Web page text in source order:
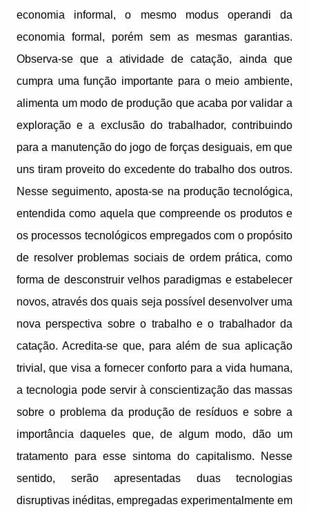
economia informal, o mesmo modus operandi da
economia formal, porém sem as mesmas garantias.
Observa-se que a atividade de catação, ainda que
cumpra uma função importante para o meio ambiente,
alimenta um modo de produção que acaba por validar a
exploração e a exclusão do trabalhador, contribuindo
para a manutenção do jogo de forças desiguais, em que
uns tiram proveito do excedente do trabalho dos outros.
Nesse seguimento, aposta-se na produção tecnológica,
entendida como aquela que compreende os produtos e
os processos tecnológicos empregados com o propósito
de resolver problemas sociais de ordem prática, como
forma de desconstruir velhos paradigmas e estabelecer
novos, através dos quais seja possível desenvolver uma
nova perspectiva sobre o trabalho e o trabalhador da
catação. Acredita-se que, para além de sua aplicação
trivial, que visa a fornecer conforto para a vida humana,
a tecnologia pode servir à conscientização das massas
sobre o problema da produção de resíduos e sobre a
importância daqueles que, de algum modo, dão um
tratamento para esse sintoma do capitalismo. Nesse
sentido, serão apresentadas duas tecnologias
disruptivas inéditas, empregadas experimentalmente em